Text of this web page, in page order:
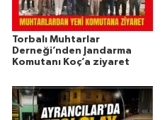
Torbalı Muhtarlar
Derneği’nden Jandarma
Komutanı Koç’a ziyaret